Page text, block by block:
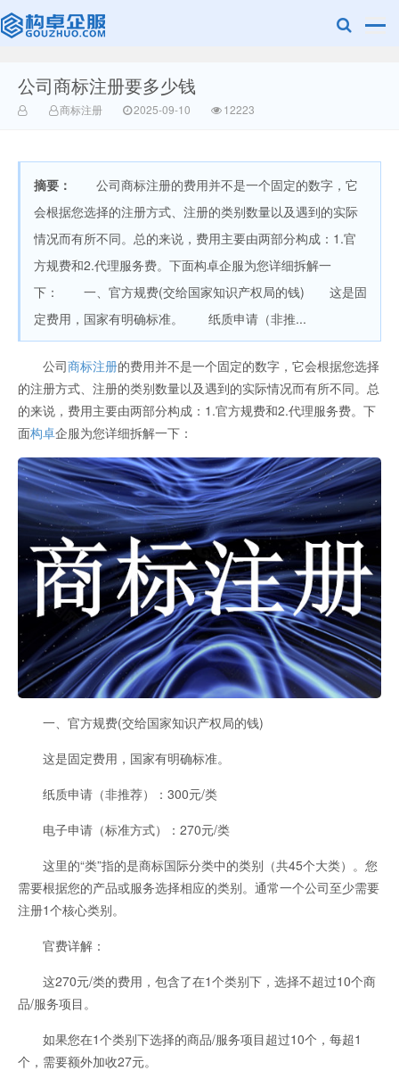
赣州乐融知识
产权有限公司
公司商标注册要多少钱
商标注册 2025-09-10 12223
摘要：
公司商标注册的费用并不是一个固定的数字，它
会根据您选择的注册方式、注册的类别数量以及遇到的实际
情况而有所不同。总的来说，费用主要由两部分构成：1.官
方规费和2.代理服务费。下面构卓企服为您详细拆解一
下： 一、官方规费(交给国家知识产权局的钱) 这是固
定费用，国家有明确标准。 纸质申请（非推...
公司商标注册的费用并不是一个固定的数字，它会根据您选择
的注册方式、注册的类别数量以及遇到的实际情况而有所不同。总
的来说，费用主要由两部分构成：1.官方规费和2.代理服务费。下
面构卓企服为您详细拆解一下：
一、官方规费(交给国家知识产权局的钱)
这是固定费用，国家有明确标准。
纸质申请（非推荐）：300元/类
电子申请（标准方式）：270元/类
这里的“类”指的是商标国际分类中的类别（共45个大类）。您
需要根据您的产品或服务选择相应的类别。通常一个公司至少需要
注册1个核心类别。
官费详解：
这270元/类的费用，包含了在1个类别下，选择不超过10个商
品/服务项目。
如果您在1个类别下选择的商品/服务项目超过10个，每超1
个，需要额外加收27元。